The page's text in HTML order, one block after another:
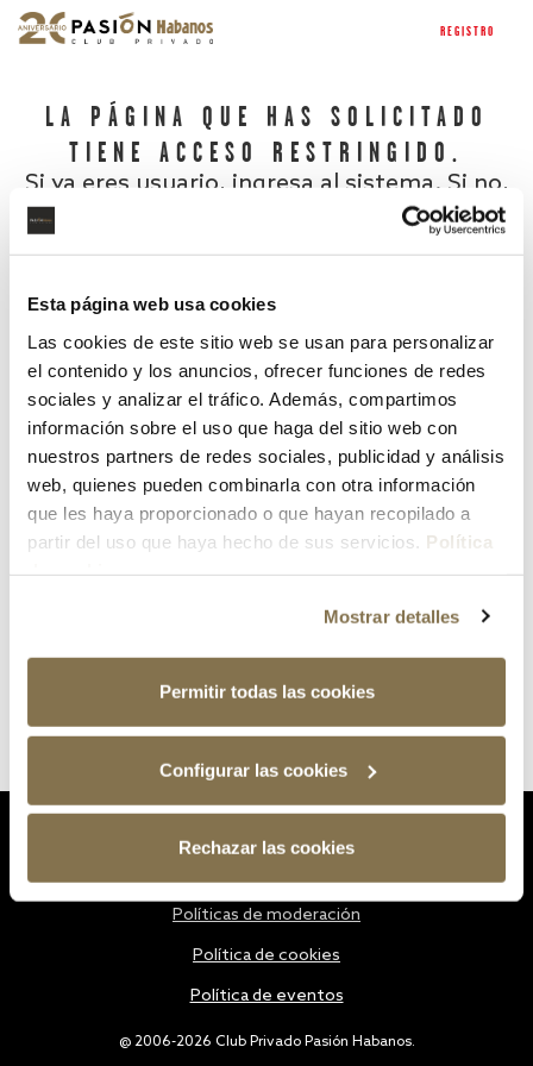
Esta página web usa cookies
Las cookies de este sitio web se usan para personalizar
el contenido y los anuncios, ofrecer funciones de redes
sociales y analizar el tráfico. Además, compartimos
información sobre el uso que haga del sitio web con
nuestros partners de redes sociales, publicidad y análisis
web, quienes pueden combinarla con otra información
que les haya proporcionado o que hayan recopilado a
partir del uso que haya hecho de sus servicios. Política
Mostrar detalles
Permitir todas las cookies
Configurar las cookies
Rechazar las cookies
REGISTRO
LA PÁGINA QUE HAS SOLICITADO
TIENE ACCESO RESTRINGIDO.
Si ya eres usuario, ingresa al sistema. Si no,
¿Has olvidado tu contraseña?
@ 2006-2026 Club Privado Pasión Habanos.
Políticas de moderación
Política de cookies
Política de eventos